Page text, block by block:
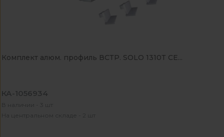
Комплект алюм. профиль ВСТР. SOLO 1310Т СЕ...
КА-1056934
В наличии - 3 шт
На центральном складе - 2 шт